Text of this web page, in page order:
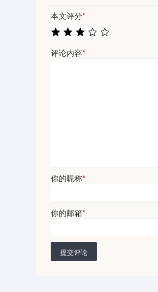
本文评分*
评论内容*
你的昵称*
你的邮箱*
提交评论